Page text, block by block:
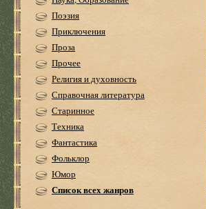
Поэзия
Приключения
Проза
Прочее
Религия и духовность
Справочная литература
Старинное
Техника
Фантастика
Фольклор
Юмор
Список всех жанров